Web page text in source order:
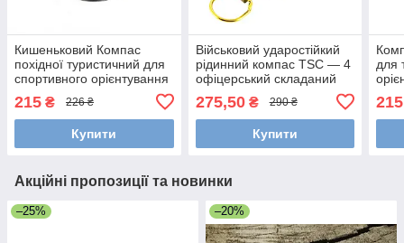
Кишеньковий Компас
похідної туристичний для
спортивного орієнтування
215 ₴ 226 ₴
Купити
Військовий ударостійкий
рідинний компас TSC — 4
офіцерський складаний
275,50₴ 290 ₴
Купити
для
215
Акційні пропозиції та новинки
–25% –20%